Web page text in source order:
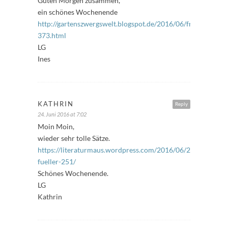
ein schönes Wochenende
http://gartenszwergswelt.blogspot.de/2016/06/
373.html
LG
Ines
Reply
KATHRIN
24. Juni 2016 at 7:02
Moin Moin,
wieder sehr tolle Sätze.
https://literaturmaus.wordpress.com/2016/06/24/freitags-
fueller-251/
Schönes Wochenende.
LG
Kathrin